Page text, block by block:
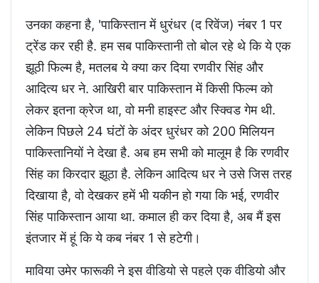
उनका कहना है, 'पाकिस्तान में धुरंधर (द रिवेंज) नंबर 1 पर
ट्रेंड कर रही है. हम सब पाकिस्तानी तो बोल रहे थे कि ये एक
झूठी फिल्म है, मतलब ये क्या कर दिया रणवीर सिंह और
आदित्य धर ने. आखिरी बार पाकिस्तान में किसी फिल्म को
लेकर इतना क्रेज था, वो मनी हाइस्ट और स्क्विड गेम थी.
लेकिन पिछले 24 घंटों के अंदर धुरंधर को 200 मिलियन
पाकिस्तानियों ने देखा है. अब हम सभी को मालूम है कि रणवीर
सिंह का किरदार झूठा है. लेकिन आदित्य धर ने उसे जिस तरह
दिखाया है, वो देखकर हमें भी यकीन हो गया कि भई, रणवीर
सिंह पाकिस्तान आया था. कमाल ही कर दिया है, अब मैं इस
इंतजार में हूं कि ये कब नंबर 1 से हटेगी।
माविया उमेर फारूकी ने इस वीडियो से पहले एक वीडियो और